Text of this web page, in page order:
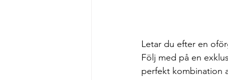
Letar du efter en
Följ med på en
perfekt kombination